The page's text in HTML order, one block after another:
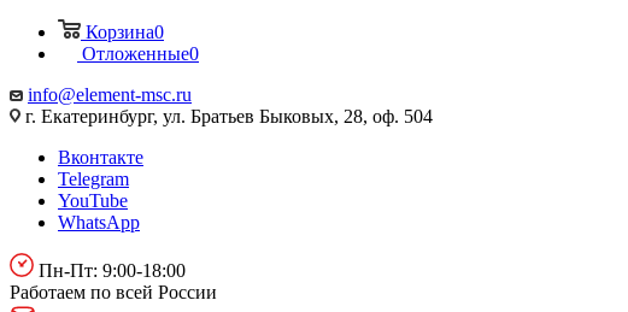
Корзина0
Отложенные0
info@element-msc.ru
г. Екатеринбург, ул. Братьев Быковых, 28, оф. 504
Вконтакте
Telegram
YouTube
WhatsApp
Пн-Пт: 9:00-18:00
Работаем по всей России